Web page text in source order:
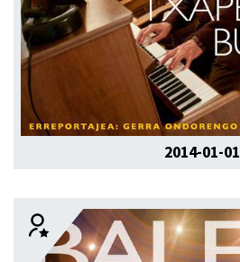
2014-01-01